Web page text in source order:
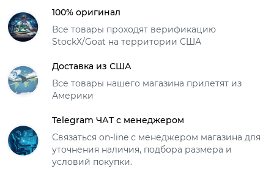
100% оригинал
Все товары проходят верификацию
StockX/Goat на территории США
Доставка из США
Все товары нашего магазина прилетят из
Америки
Telegram ЧАТ с менеджером
Связаться on-line с менеджером магазина для
уточнения наличия, подбора размера и
условий покупки.